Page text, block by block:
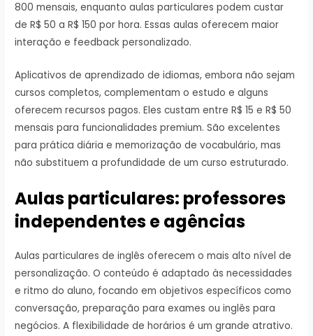
800 mensais, enquanto aulas particulares podem custar
de R$ 50 a R$ 150 por hora. Essas aulas oferecem maior
interação e feedback personalizado.
Aplicativos de aprendizado de idiomas, embora não sejam
cursos completos, complementam o estudo e alguns
oferecem recursos pagos. Eles custam entre R$ 15 e R$ 50
mensais para funcionalidades premium. São excelentes
para prática diária e memorização de vocabulário, mas
não substituem a profundidade de um curso estruturado.
Aulas particulares: professores
independentes e agências
Aulas particulares de inglês oferecem o mais alto nível de
personalização. O conteúdo é adaptado às necessidades
e ritmo do aluno, focando em objetivos específicos como
conversação, preparação para exames ou inglês para
negócios. A flexibilidade de horários é um grande atrativo.